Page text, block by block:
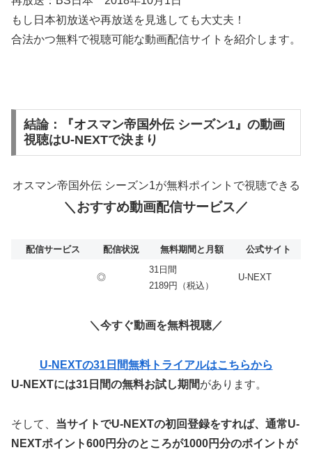
もし日本初放送や再放送を見逃しても大丈夫！
合法かつ無料で視聴可能な動画配信サイトを紹介します。
結論：『オスマン帝国外伝 シーズン1』の動画
視聴はU-NEXTで決まり
オスマン帝国外伝 シーズン1が無料ポイントで視聴できる
＼おすすめ動画配信サービス／
配信サービス 配信状況 無料期間と月額 公式サイト
◎
31日間
2189円（税込）
U-NEXT
＼今すぐ動画を無料視聴／
U-NEXTの31日間無料トライアルはこちらから
U-NEXTには31日間の無料お試し期間があります。
そして、 当サイトでU-NEXTの初回登録をすれば、通常U-
NEXTポイント600円分のところが1000円分のポイントが